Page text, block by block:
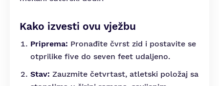
Kako izvesti ovu vježbu
Priprema: Pronađite čvrst zid i postavite se
otprilike five do seven feet udaljeno.
Stav: Zauzmite četvrtast, atletski položaj sa